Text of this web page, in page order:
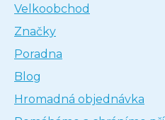
Velkoobchod
Značky
Poradna
Blog
Hromadná objednávka